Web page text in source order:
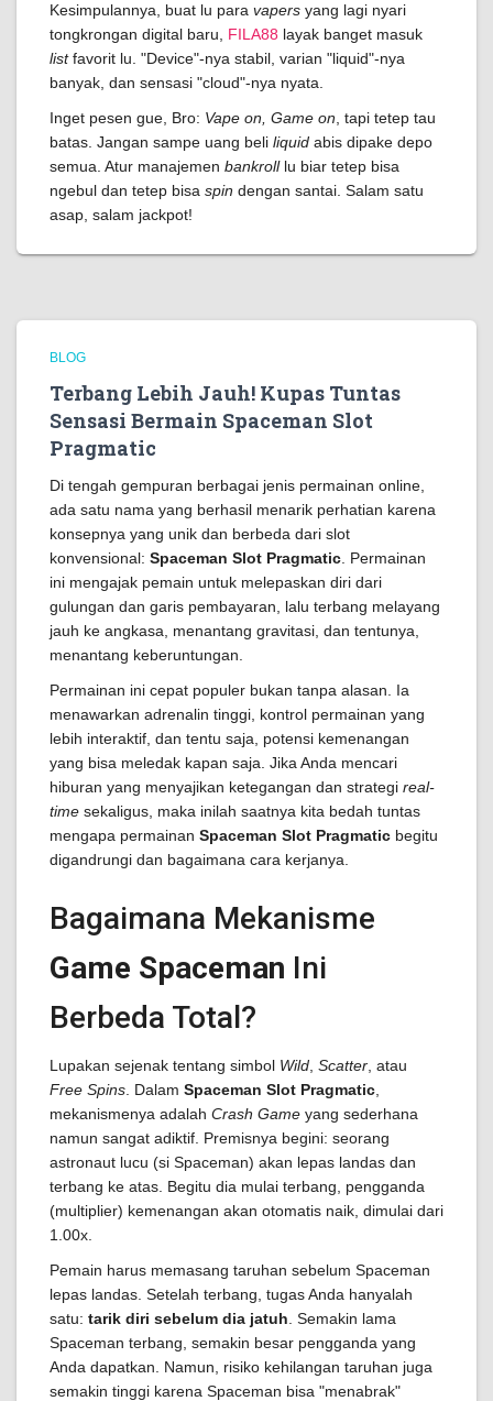
Kesimpulannya, buat lu para vapers yang lagi nyari
tongkrongan digital baru, FILA88 layak banget masuk
listfavorit lu. "Device"-nya stabil, varian "liquid"-nya
banyak, dan sensasi "cloud"-nya nyata.
Inget pesen gue, Bro: Vape on, Game on , tapi tetep tau
batas. Jangan sampe uang beli liquid abis dipake depo
semua. Atur manajemen bankrolllu biar tetep bisa
ngebul dan tetep bisa spin dengan santai. Salam satu
asap, salam jackpot!
BLOG
Terbang Lebih Jauh! Kupas Tuntas
Sensasi Bermain Spaceman Slot
Pragmatic
Di tengah gempuran berbagai jenis permainan online,
ada satu nama yang berhasil menarik perhatian karena
konsepnya yang unik dan berbeda dari slot
konvensional: Spaceman Slot Pragmatic . Permainan
ini mengajak pemain untuk melepaskan diri dari
gulungan dan garis pembayaran, lalu terbang melayang
jauh ke angkasa, menantang gravitasi, dan tentunya,
menantang keberuntungan.
Permainan ini cepat populer bukan tanpa alasan. Ia
menawarkan adrenalin tinggi, kontrol permainan yang
lebih interaktif, dan tentu saja, potensi kemenangan
yang bisa meledak kapan saja. Jika Anda mencari
hiburan yang menyajikan ketegangan dan strategi real-
time sekaligus, maka inilah saatnya kita bedah tuntas
mengapa permainan Spaceman Slot Pragmatic begitu
digandrungi dan bagaimana cara kerjanya.
Bagaimana Mekanisme
Game Spaceman Ini
Berbeda Total?
Lupakan sejenak tentang simbol Wild Scatter , atau
Free Spins . Dalam Spaceman Slot Pragmatic
mekanismenya adalah Crash Game yang sederhana
namun sangat adiktif. Premisnya begini: seorang
astronaut lucu (si Spaceman) akan lepas landas dan
terbang ke atas. Begitu dia mulai terbang, pengganda
(multiplier) kemenangan akan otomatis naik, dimulai dari
1.00x.
Pemain harus memasang taruhan sebelum Spaceman
lepas landas. Setelah terbang, tugas Anda hanyalah
satu: tarik diri sebelum dia jatuh . Semakin lama
Spaceman terbang, semakin besar pengganda yang
Anda dapatkan. Namun, risiko kehilangan taruhan juga
semakin tinggi karena Spaceman bisa "menabrak"